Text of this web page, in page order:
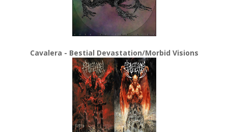
Cavalera - Bestial Devastation/Morbid Visions